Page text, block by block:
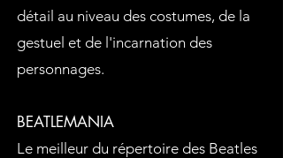
détail au niveau des costumes, de la
gestuel et de l'incarnation des
personnages.
BEATLEMANIA
Le meilleur du répertoire des Beatles